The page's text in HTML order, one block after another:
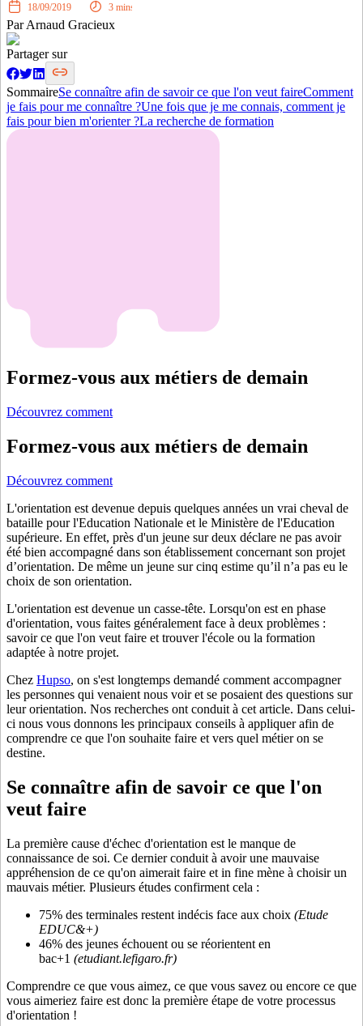
18/09/2019 3 mins
ParArnaud Gracieux
Partager sur
SommaireSe connaître afin de savoir ce que l'on veut faireComment
je fais pour me connaître ?Une fois que je me connais, comment je
fais pour bien m'orienter ?La recherche de formation
Formez-vous aux métiers de demain
Découvrez comment
Formez-vous aux métiers de demain
Découvrez comment
L'orientation est devenue depuis quelques années un vrai cheval de
bataille pour l'Education Nationale et le Ministère de l'Education
supérieure. En effet, près d'un jeune sur deux déclare ne pas avoir
été bien accompagné dans son établissement concernant son projet
d’orientation. De même un jeune sur cinq estime qu’il n’a pas eu le
choix de son orientation.
L'orientation est devenue un casse-tête. Lorsqu'on est en phase
d'orientation, vous faites généralement face à deux problèmes :
savoir ce que l'on veut faire et trouver l'école ou la formation
adaptée à notre projet.
Chez Hupso, on s'est longtemps demandé comment accompagner
les personnes qui venaient nous voir et se posaient des questions sur
leur orientation. Nos recherches ont conduit à cet article. Dans celui-
ci nous vous donnons les principaux conseils à appliquer afin de
comprendre ce que l'on souhaite faire et vers quel métier on se
destine.
Se connaître afin de savoir ce que l'on
veut faire
La première cause d'échec d'orientation est le manque de
connaissance de soi. Ce dernier conduit à avoir une mauvaise
appréhension de ce qu'on aimerait faire et in fine mène à choisir un
mauvais métier. Plusieurs études confirment cela :
75% des terminales restent indécis face aux choix (Etude
EDUC&+)
46% des jeunes échouent ou se réorientent en
bac+1 (etudiant.lefigaro.fr)
Comprendre ce que vous aimez, ce que vous savez ou encore ce que
vous aimeriez faire est donc la première étape de votre processus
d'orientation !